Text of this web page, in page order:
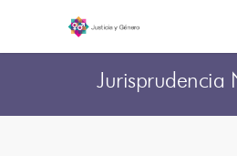
Jurisprudencia